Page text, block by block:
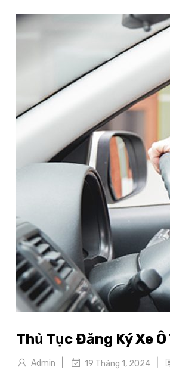
Thủ Tục Đăng Ký Xe
Admin 19 Tháng 1, 2024